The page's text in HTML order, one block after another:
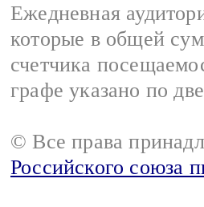
Ежедневная
которые в общей
счетчика
графе указано по
© Все права
Российского союза